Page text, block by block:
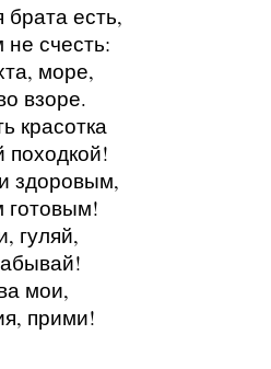
есть,
счесть:
море,
взоре.
красотка
походкой!
здоровым,
готовым!
гуляй,
мои,
прими!